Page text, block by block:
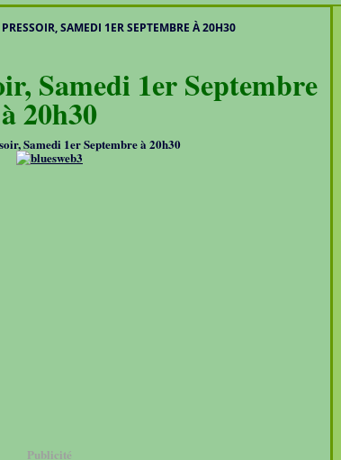
SAMEDI 1ER SEPTEMBRE À 20H30
Samedi 1er Septembre
à 20h30
Samedi 1er Septembre à 20h30
Publicité